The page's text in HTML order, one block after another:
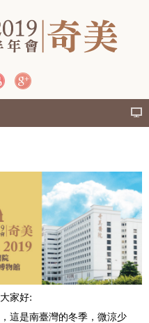
家好:
這是南臺灣的冬季，微涼少